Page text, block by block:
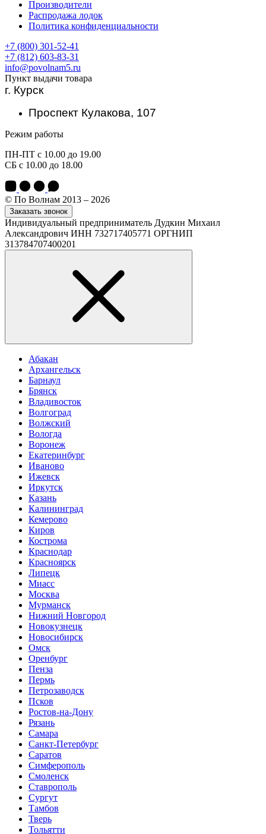
Производители
Распродажа лодок
Политика конфиденциальности
+7 (800) 301-52-41
+7 (812) 603-83-31
info@povolnam5.ru
Пункт выдачи товара
г. Курск
Проспект Кулакова, 107
Режим работы
ПН-ПТ с 10.00 до 19.00
СБ с 10.00 до 18.00
© По Волнам 2013 – 2026
Заказать звонок
Индивидуальный предприниматель Дудкин Михаил
Александрович ИНН 732717405771 ОРГНИП
313784707400201
Абакан
Архангельск
Барнаул
Брянск
Владивосток
Волгоград
Волжский
Вологда
Воронеж
Екатеринбург
Иваново
Ижевск
Иркутск
Казань
Калининград
Кемерово
Киров
Кострома
Краснодар
Красноярск
Липецк
Миасс
Москва
Мурманск
Нижний Новгород
Новокузнецк
Новосибирск
Омск
Оренбург
Пенза
Пермь
Петрозаводск
Псков
Ростов-на-Дону
Рязань
Самара
Санкт-Петербург
Саратов
Симферополь
Смоленск
Ставрополь
Сургут
Тамбов
Тверь
Тольятти